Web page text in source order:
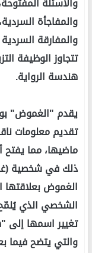
والمفاجأة
والمفارقة
تتجاوز الوظيفة
هندسة الرواية.
يقدم "الغموض"
تقديم معلومات
ماضيها، مما يفتح
ذلك في شخصية
الغموض
الشخصي الذي يُلمّح
تغيير اسمها إلى
والتي يتضح فيما